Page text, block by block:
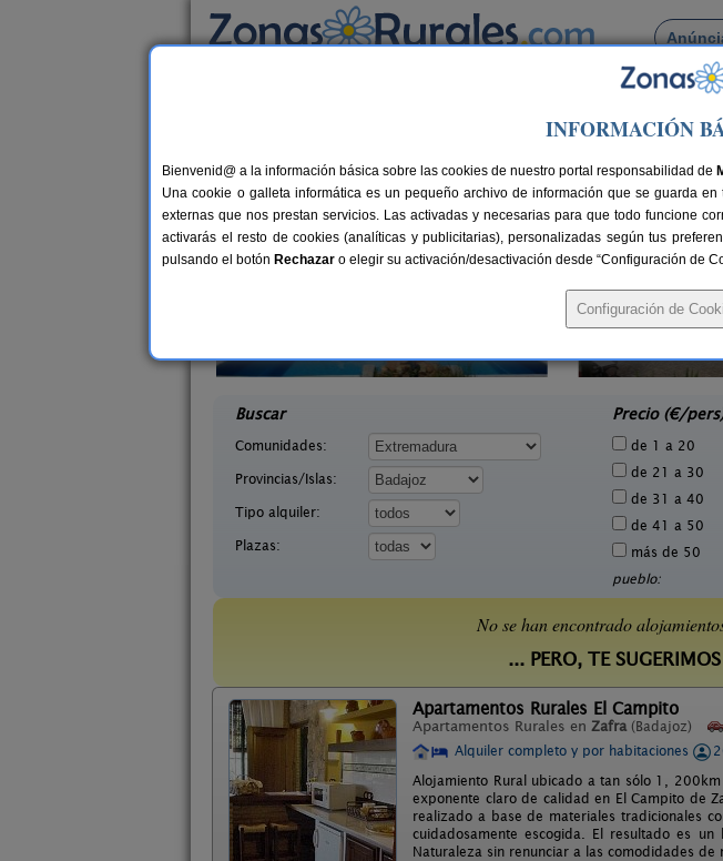
Busca por pueblo
> Villafranca de Los Barros
Casas Rurales cerca de Villafranca de
30 €
Sierra de
Buscar
Comunidades:
Provincias/Islas:
Tipo alquiler:
Plazas:
Precio (€/
de 1 a 20
de 21 a 30
de 31 a 40
de 41 a 50
más de 50
pueblo:
No se han encontrado
... PERO, TE
Apartamentos Rurales El Campito
Apartamentos Rurales en Zafra (Badajoz)
Alquiler completo y por habitaciones
Alojamiento Rural ubicado a tan sólo 1,
exponente claro de calidad en El Campito de
realizado a base de materiales tradicionales
cuidadosamente escogida. El resultado es
Naturaleza sin renunciar a las comodidades de
INFORMACIÓN
Bienvenid@ a la información básica sobre las cookies de nuestro portal responsabilidad de
Una cookie o galleta informática es un pequeño archivo de información que se guarda
externas que nos prestan servicios. Las activadas y necesarias para que todo funcione
activarás el resto de cookies (analíticas y publicitarias), personalizadas según tus
pulsando el botón Rechazar o elegir su activación/desactivación desde “Configuración de